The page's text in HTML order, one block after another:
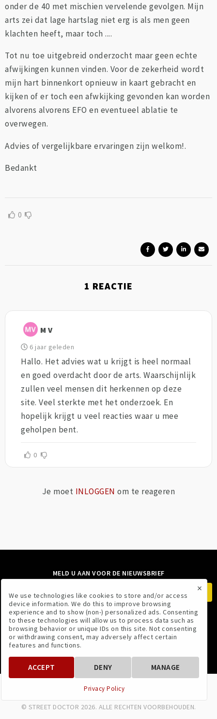
onder de 40 met mischien vervelende gevolgen. Mijn
arts zei dat lage hartslag niet erg is als men geen
klachten heeft, maar toch ....
Tot nu toe uitgebreid onderzocht maar geen echte
afwijkingen kunnen vinden. Voor de zekerheid wordt
mijn hart binnenkort opnieuw in kaart gebracht en
kijken of er toch een afwkijking gevonden kan worden
alvorens alvorens EFO en eventueel ablatie te
overwegen.
Advies of vergelijkbare ervaringen zijn welkom!.
Bedankt
0
1 REACTIE
M V
6 jaar geleden
Hallo. Het advies wat u krijgt is heel normaal
en goed overdacht door de arts. Waarschijnlijk
zullen veel mensen dit herkennen op deze
site. Veel sterkte met het onderzoek. En
hopelijk krijgt u veel reacties waar u mee
geholpen bent.
0
Je moet INLOGGEN om te reageren
MELD U AAN VOOR DE NIEUWSBRIEF
VOLG ONS
VOORWAARDEN PRIVACYBELEID
© STREET DOCTOR 2026. ALLE RECHTEN VOORBEHOUDEN.
×
We use technologies like cookies to store and/or access
device information. We do this to improve browsing
experience and to show (non-) personalized ads. Consenting
to these technologies will allow us to process data such as
browsing behavior or unique IDs on this site. Not consenting
or withdrawing consent, may adversely affect certain
features and functions.
ACCEPT DENY MANAGE
Privacy Policy